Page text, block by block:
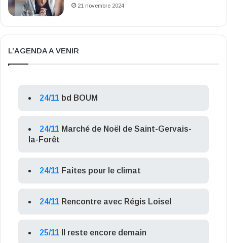
21 novembre 2024
L’AGENDA A VENIR
24/11 bd BOUM
24/11 Marché de Noël de Saint-Gervais-
la-Forêt
24/11 Faites pour le climat
24/11 Rencontre avec Régis Loisel
25/11 Il reste encore demain